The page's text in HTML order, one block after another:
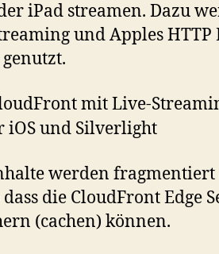
iPad streamen. Dazu
und Apples HTTP
werden fragmentiert
die CloudFront Edge
(cachen) können.